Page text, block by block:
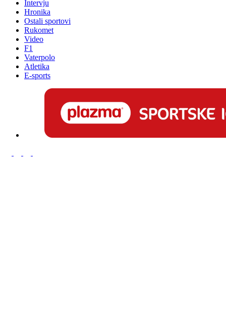
Intervju
Hronika
Ostali sportovi
Rukomet
Video
F1
Vaterpolo
Atletika
E-sports